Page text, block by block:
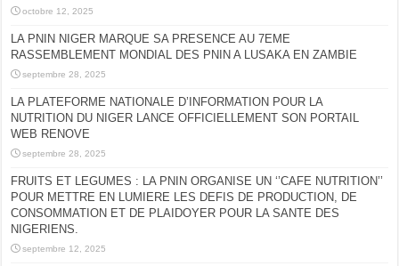
octobre 12, 2025
LA PNIN NIGER MARQUE SA PRESENCE AU 7EME
RASSEMBLEMENT MONDIAL DES PNIN A LUSAKA EN ZAMBIE
septembre 28, 2025
LA PLATEFORME NATIONALE D’INFORMATION POUR LA
NUTRITION DU NIGER LANCE OFFICIELLEMENT SON PORTAIL
WEB RENOVE
septembre 28, 2025
FRUITS ET LEGUMES : LA PNIN ORGANISE UN ‘’CAFE NUTRITION’’
POUR METTRE EN LUMIERE LES DEFIS DE PRODUCTION, DE
CONSOMMATION ET DE PLAIDOYER POUR LA SANTE DES
NIGERIENS.
septembre 12, 2025